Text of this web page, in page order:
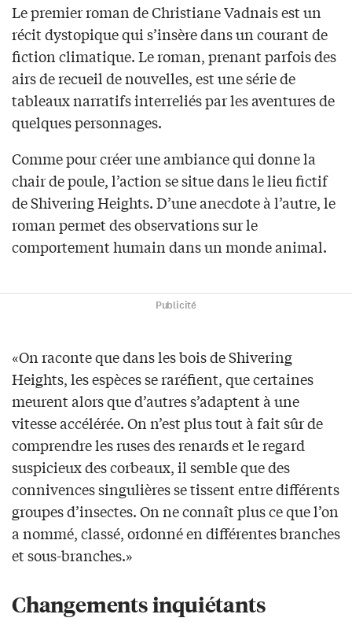
Le premier roman de Christiane Vadnais est un
récit dystopique qui s’insère dans un courant de
fiction climatique. Le roman, prenant parfois des
airs de recueil de nouvelles, est une série de
tableaux narratifs interreliés par les aventures de
quelques personnages.
Comme pour créer une ambiance qui donne la
chair de poule, l’action se situe dans le lieu fictif
de Shivering Heights. D’une anecdote à l’autre, le
roman permet des observations sur le
comportement humain dans un monde animal.
Publicité
«On raconte que dans les bois de Shivering
Heights, les espèces se raréfient, que certaines
meurent alors que d’autres s’adaptent à une
vitesse accélérée. On n’est plus tout à fait sûr de
comprendre les ruses des renards et le regard
suspicieux des corbeaux, il semble que des
connivences singulières se tissent entre différents
groupes d’insectes. On ne connaît plus ce que l’on
a nommé, classé, ordonné en différentes branches
et sous-branches.»
Changements inquiétants